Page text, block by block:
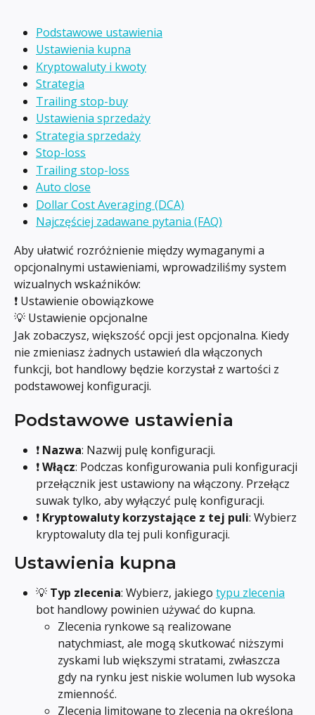
Podstawowe ustawienia
Ustawienia kupna
Kryptowaluty i kwoty
Strategia
Trailing stop-buy
Ustawienia sprzedaży
Strategia sprzedaży
Stop-loss
Trailing stop-loss
Auto close
Dollar Cost Averaging (DCA)
Najczęściej zadawane pytania (FAQ)
Aby ułatwić rozróżnienie między wymaganymi a
opcjonalnymi ustawieniami, wprowadziliśmy system
wizualnych wskaźników:
❗ Ustawienie obowiązkowe
💡 Ustawienie opcjonalne
Jak zobaczysz, większość opcji jest opcjonalna. Kiedy
nie zmieniasz żadnych ustawień dla włączonych
funkcji, bot handlowy będzie korzystał z wartości z
podstawowej konfiguracji.
Podstawowe ustawienia
❗ Nazwa: Nazwij pulę konfiguracji.
❗ Włącz: Podczas konfigurowania puli konfiguracji
przełącznik jest ustawiony na włączony. Przełącz
suwak tylko, aby wyłączyć pulę konfiguracji.
❗ Kryptowaluty korzystające z tej puli: Wybierz
kryptowaluty dla tej puli konfiguracji.
Ustawienia kupna
💡 Typ zlecenia: Wybierz, jakiego typu zlecenia
bot handlowy powinien używać do kupna.
Zlecenia rynkowe są realizowane
natychmiast, ale mogą skutkować niższymi
zyskami lub większymi stratami, zwłaszcza
gdy na rynku jest niskie wolumen lub wysoka
zmienność.
Zlecenia limitowane to zlecenia na określoną